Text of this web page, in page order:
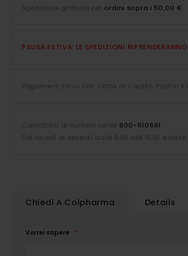
Spedizione gratuita per ordini sopra i 50,00 €
PAUSA ESTIVA: LE SPEDIZIONI
Pagamenti sicuri con Carta di Credito, PayPal e
Contattaci al numero verde 800-510661
Dal lunedì al venerdì dalle 8,30 alle 12,30 e dalle
Chiedi A Colpharma
Vorrei sapere
Details